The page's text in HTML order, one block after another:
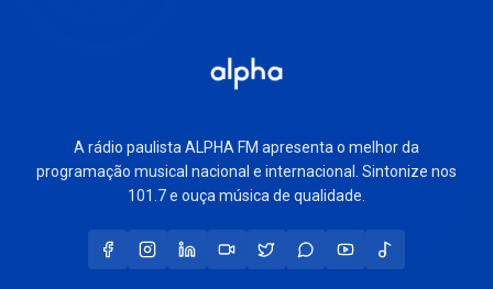
A rádio paulista ALPHA FM apresenta o melhor da
programação musical nacional e internacional. Sintonize nos
101.7 e ouça música de qualidade.